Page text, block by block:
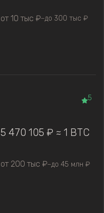
от 10 тыс ₽—до 300 тыс ₽
5
5 470 105 ₽ ≈ 1 BTC
от 200 тыс ₽—до 45 млн ₽